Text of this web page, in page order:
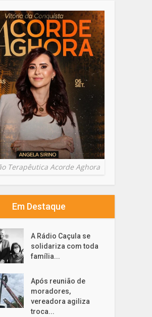
Terapêutica Acorde Aghora
Em Destaque
A Rádio Caçula se
solidariza com toda
família...
Após reunião de
moradores,
vereadora agiliza
troca...